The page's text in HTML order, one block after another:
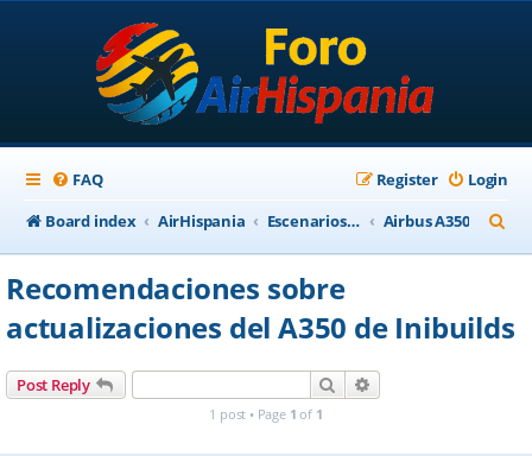
FAQ Login
Register
Board index
AirHispania Escenarios, Aviones, Paneles Airbus A350
e
r
Recomendaciones sobre
actualizaciones del A350 de Inibuilds
Post Reply Search
1 post • Page 1 of 1